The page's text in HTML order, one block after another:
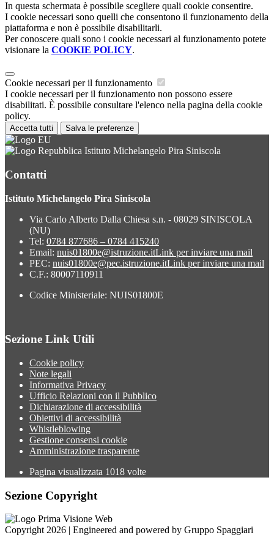
In questa schermata è possibile scegliere quali cookie consentire.
I cookie necessari sono quelli che consentono il funzionamento della
piattaforma e non è possibile disabilitarli.
Per conoscere quali sono i cookie necessari al funzionamento potete
visionare la COOKIE POLICY.
Cookie necessari per il funzionamento
I cookie necessari per il funzionamento non possono essere
disabilitati. È possibile consultare l'elenco nella pagina della cookie
policy.
Accetta tutti Salva le preferenze
Istituto Michelangelo Pira Siniscola
Contatti
Istituto Michelangelo Pira Siniscola
Via Carlo Alberto Dalla Chiesa s.n. - 08029 SINISCOLA
(NU)
Tel: 0784 877686 – 0784 415240
Email: nuis01800e@istruzione.itLink per inviare una mail
PEC: nuis01800e@pec.istruzione.itLink per inviare una mail
C.F.: 80007110911
Codice Ministeriale: NUIS01800E
Sezione Link Utili
Cookie policy
Note legali
Informativa Privacy
Ufficio Relazioni con il Pubblico
Dichiarazione di accessibilità
Obiettivi di accessibilità
Whistleblowing
Gestione consensi cookie
Amministrazione trasparente
Pagina visualizzata 1018 volte
Sezione Copyright
Copyright 2026 | Engineered and powered by Gruppo Spaggiari